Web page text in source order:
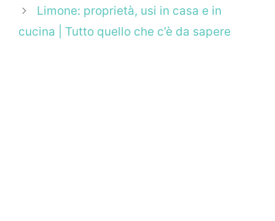
Limone: proprietà, usi in casa e in
cucina | Tutto quello che c’è da sapere